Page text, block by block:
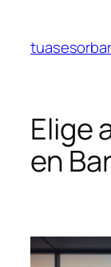
contenido
Elige
en